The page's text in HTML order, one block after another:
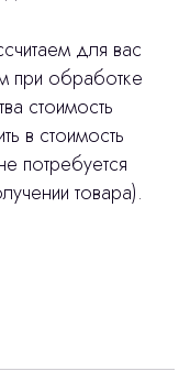
для вас
при обработке
стоимость
в стоимость
потребуется
товара).